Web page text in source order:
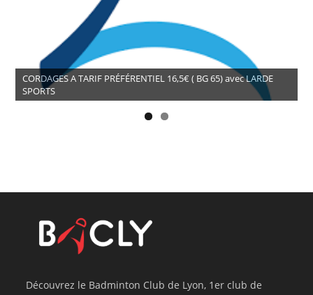
CORDAGES A TARIF PRÉFÉRENTIEL 16,5€ ( BG 65) avec LARDE
SPORTS
Découvrez le Badminton Club de Lyon, 1er club de